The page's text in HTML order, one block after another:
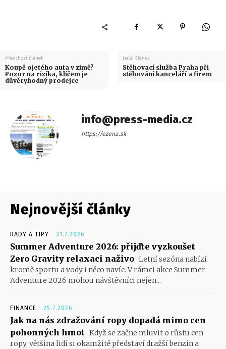
Předchozí článek
Koupě ojetého auta v zimě?
Pozor na rizika, klíčem je
důvěryhodný prodejce
Další článek
Stěhovací služba Praha při
stěhování kanceláří a firem
info@press-media.cz
https://ezena.sk
Nejnovější články
RADY A TIPY 31.7.2026
Summer Adventure 2026: přijďte vyzkoušet
Zero Gravity relaxaci naživo Letní sezóna nabízí
kromě sportu a vody i něco navíc. V rámci akce Summer
Adventure 2026 mohou návštěvníci nejen...
FINANCE 25.7.2026
Jak na nás zdražování ropy dopadá mimo cen
pohonných hmot Když se začne mluvit o růstu cen
ropy, většina lidí si okamžitě představí dražší benzin a